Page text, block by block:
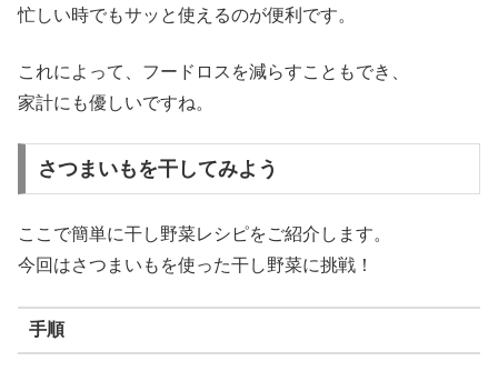
忙しい時でもサッと使えるのが便利です。
これによって、フードロスを減らすこともでき、
家計にも優しいですね。
さつまいもを干してみよう
ここで簡単に干し野菜レシピをご紹介します。
今回はさつまいもを使った干し野菜に挑戦！
手順